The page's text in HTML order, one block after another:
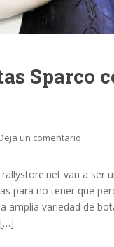
Sparco
un comentario
van a ser
para no tener que
amplia variedad de